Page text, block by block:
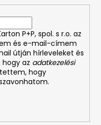
P+P, spol. s r.o. az
és e-mail-címem
útján hírleveleket és
hogy az adatkezelési
hogy